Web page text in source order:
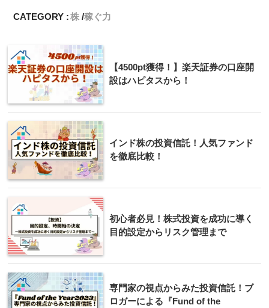
CATEGORY :株 稼ぐ力
【4500pt獲得！】楽天証券の口座開
設はハピタスから！
インド株の投資信託！人気ファンド
を徹底比較！
初心者必見！株式投資を成功に導く
目的設定からリスク管理まで
専門家の視点からみた投資信託！ブ
ロガーによる『Fund of the